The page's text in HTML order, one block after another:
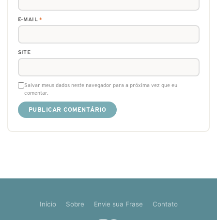
E-MAIL*
SITE
Salvar meus dados neste navegador para a próxima vez que eu
comentar.
Início Sobre Envie sua Frase Contato